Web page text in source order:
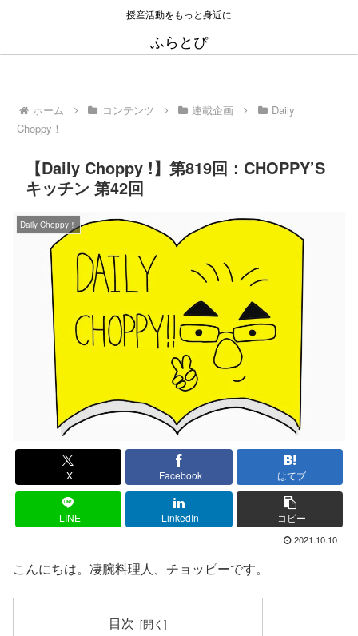
授産活動をもっと身近に
ふらとぴ
ホーム コンテンツ 連載企画
Daily
Choppy！
【Daily Choppy !】第819回：CHOPPY’S
キッチン 第42回
Daily Choppy！
X Facebook はてブ
LINE LinkedIn コピー
2021.10.10
こんにちは。凄腕料理人、チョッピーです。
目次